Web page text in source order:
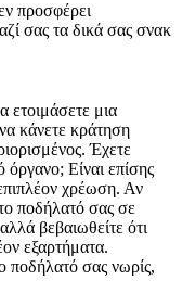
προσφέρει
σας τα δικά σας σνακ
ετοιμάσετε μια
κάνετε κράτηση
Έχετε
Είναι επίσης
χρέωση. Αν
ποδήλατό σας σε
βεβαιωθείτε ότι
εξαρτήματα.
ποδήλατό σας νωρίς,